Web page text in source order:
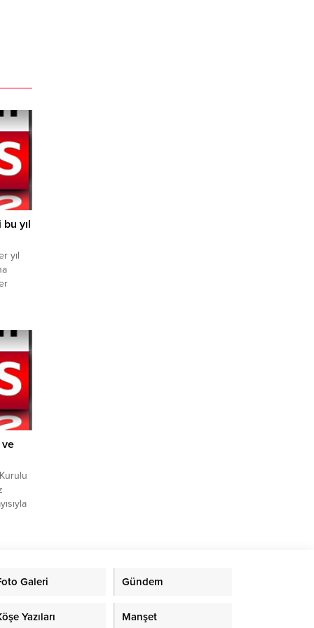
yıl
yıl
Galeri Gündem
Yazıları Manşet